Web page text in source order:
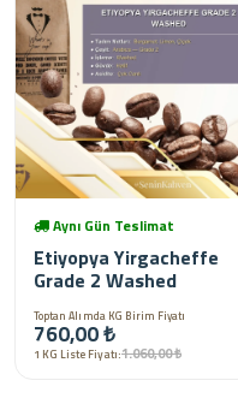
Aynı Gün Teslimat
Etiyopya Yirgacheffe
Grade 2 Washed
Toptan Alımda KG Birim Fiyatı
760,00 ₺
1 KG Liste Fiyatı:1.060,00 ₺